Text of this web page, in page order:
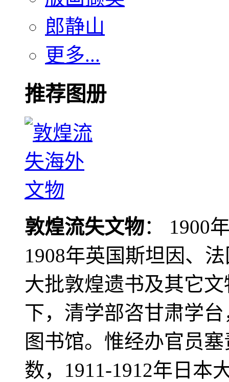
郎静山
更多...
推荐图册
敦煌流失文物： 1900
1908年英国斯坦因、
大批敦煌遗书及其它
下，清学部咨甘肃学
图书馆。惟经办官员
数，1911-1912年日本